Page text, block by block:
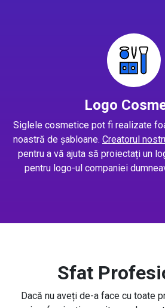
Logo
Siglele cosmetice pot fi realizate
noastră de șabloane. Creatorul
pentru a vă ajuta să proiectați un
pentru logo-ul companiei
Sfat
Dacă nu aveți de-a face cu toate